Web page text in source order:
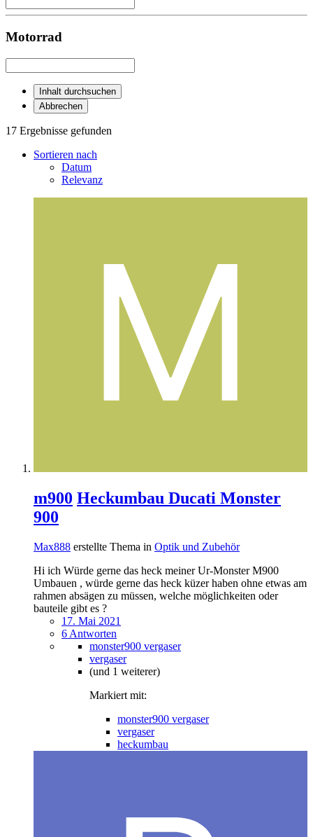
Motorrad
Inhalt durchsuchen
Abbrechen
17 Ergebnisse gefunden
Sortieren nach
Datum
Relevanz
m900 Heckumbau Ducati Monster
900
Max888 erstellte Thema in Optik und Zubehör
Hi ich Würde gerne das heck meiner Ur-Monster M900
Umbauen , würde gerne das heck küzer haben ohne etwas am
rahmen absägen zu müssen, welche möglichkeiten oder
bauteile gibt es ?
17. Mai 2021
6 Antworten
monster900 vergaser
vergaser
(und 1 weiterer)
Markiert mit:
monster900 vergaser
vergaser
heckumbau